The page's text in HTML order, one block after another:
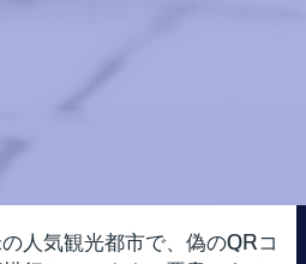
人気観光都市で、偽のQRコ